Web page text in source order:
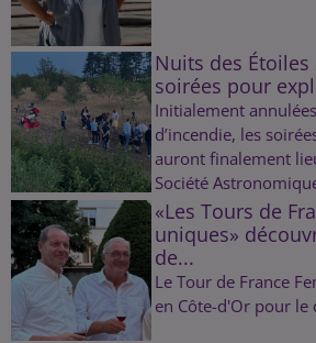
Nuits des Étoiles
soirées pour
Initialement
d’incendie, les
auront finalement
Société
«Les Tours de
uniques»
de...
Le Tour de France
en Côte-d'Or pour